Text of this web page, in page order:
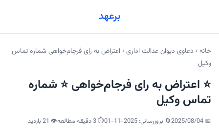
برعهد
خانه› دعاوی دیوان عدالت اداری› اعتراض به رای فرجام‌خواهی شماره تماس
وکیل
⭐ اعتراض به رای فرجام‌خواهی ⭐ شماره
تماس وکیل
📅
2025/08/04🔄 بروزرسانی: 2025-11-01 ⏱️ 3 دقیقه مطالعه 👁️
21 بازدید